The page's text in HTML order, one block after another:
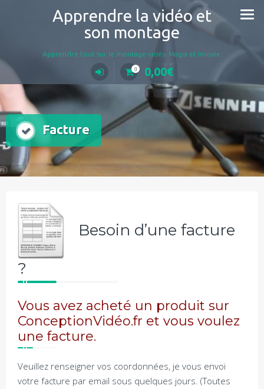
Apprendre la vidéo et
son montage
Apprendre tout sur le montage vidéo Magix et Imovie.
0 0,00€
Facture
Besoin d’une facture
?
Vous avez acheté un produit sur
ConceptionVidéo.fr et vous voulez
une facture.
Veuillez renseigner vos coordonnées, je vous envoi
votre facture par email sous quelques jours. (Toutes